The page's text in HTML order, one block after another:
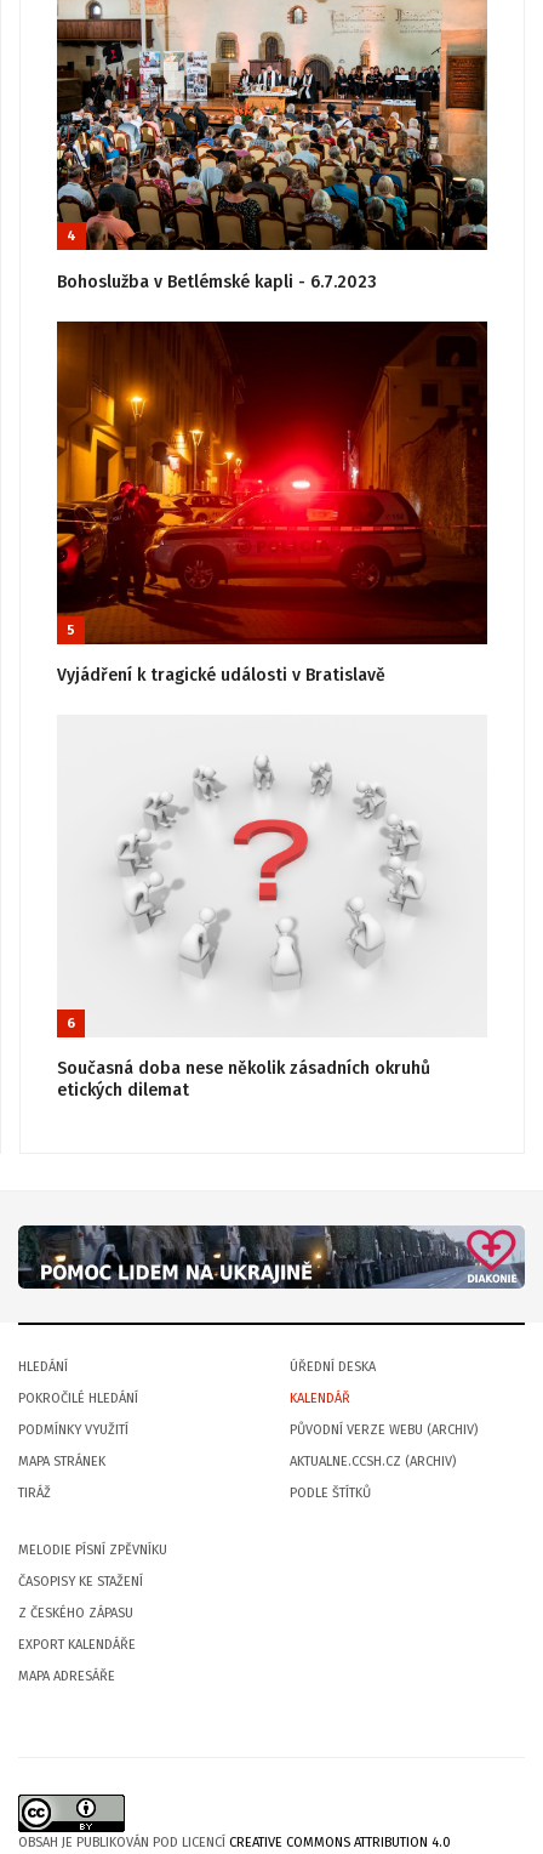
4
Bohoslužba v Betlémské kapli - 6.7.2023
5
Vyjádření k tragické události v Bratislavě
6
Současná doba nese několik zásadních okruhů
etických dilemat
HLEDÁNÍ
POKROČILÉ HLEDÁNÍ
PODMÍNKY VYUŽITÍ
MAPA STRÁNEK
TIRÁŽ
ÚŘEDNÍ DESKA
KALENDÁŘ
PŮVODNÍ VERZE WEBU (ARCHIV)
AKTUALNE.CCSH.CZ (ARCHIV)
PODLE ŠTÍTKŮ
MELODIE PÍSNÍ ZPĚVNÍKU
ČASOPISY KE STAŽENÍ
Z ČESKÉHO ZÁPASU
EXPORT KALENDÁŘE
MAPA ADRESÁŘE
OBSAH JE PUBLIKOVÁN POD LICENCÍ CREATIVE COMMONS ATTRIBUTION 4.0